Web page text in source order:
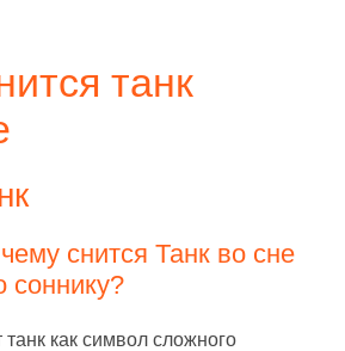
танк
снится Танк во сне
соннику?
как символ сложного